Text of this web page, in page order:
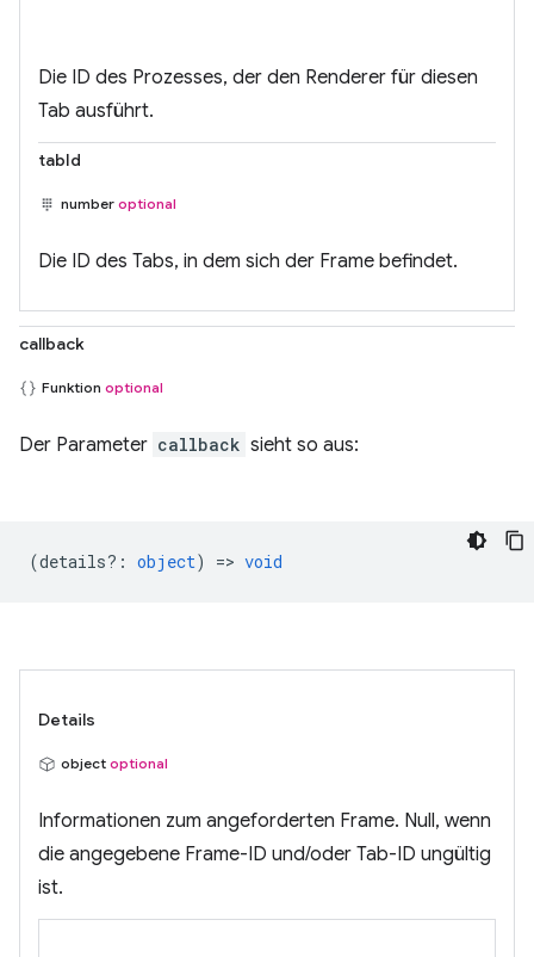
Die ID des Prozesses, der den Renderer für diesen
Tab ausführt.
tabId
number optional
Die ID des Tabs, in dem sich der Frame befindet.
callback
Funktion optional
Der Parameter callback sieht so aus:
(details? : object) => void
Details
object optional
Informationen zum angeforderten Frame. Null, wenn
die angegebene Frame-ID und/oder Tab-ID ungültig
ist.